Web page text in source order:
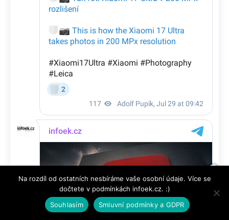
Na rozdíl od ostatních nesbíráme vaše osobní údaje. Více se
dočtete v podmínkách infoek.cz. :)
Souhlasím
Smluvní podmínky a GDPR